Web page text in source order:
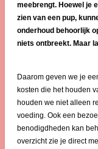
meebrengt. Hoewel je
zien van een pup,
onderhoud behoorlijk
niets ontbreekt. Maar
Daarom geven we je
kosten die het houden
houden we niet alleen
voeding. Ook een
benodigdheden kan
overzicht zie je direct